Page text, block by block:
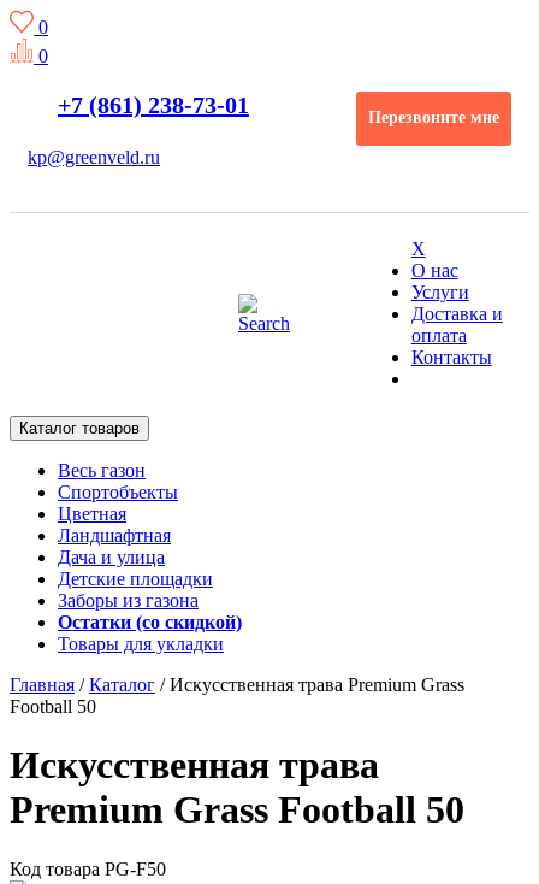
0
0
+7 (861) 238-73-01
kp@greenveld.ru
Перезвоните мне
X
О нас
Услуги
Доставка и
оплата
Контакты
Каталог товаров
Весь газон
Спортобъекты
Цветная
Ландшафтная
Дача и улица
Детские площадки
Заборы из газона
Остатки (со скидкой)
Товары для укладки
Главная /Каталог /Искусственная трава Premium Grass
Football 50
Искусственная трава
Premium Grass Football 50
Код товара PG-F50